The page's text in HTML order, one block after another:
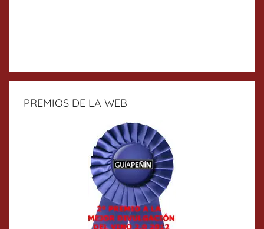
PREMIOS DE LA WEB